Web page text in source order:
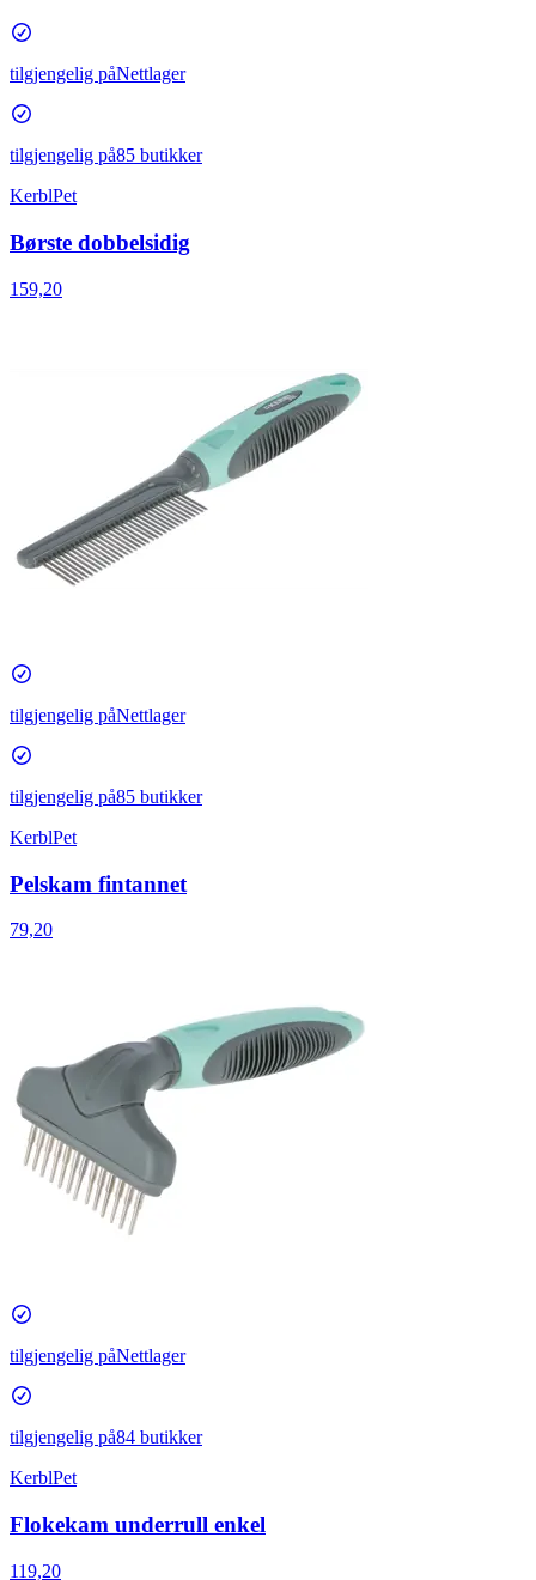
tilgjengelig påNettlager
tilgjengelig på85 butikker
KerblPet
Børste dobbelsidig
159,20
tilgjengelig påNettlager
tilgjengelig på85 butikker
KerblPet
Pelskam fintannet
79,20
tilgjengelig påNettlager
tilgjengelig på84 butikker
KerblPet
Flokekam underrull enkel
119,20